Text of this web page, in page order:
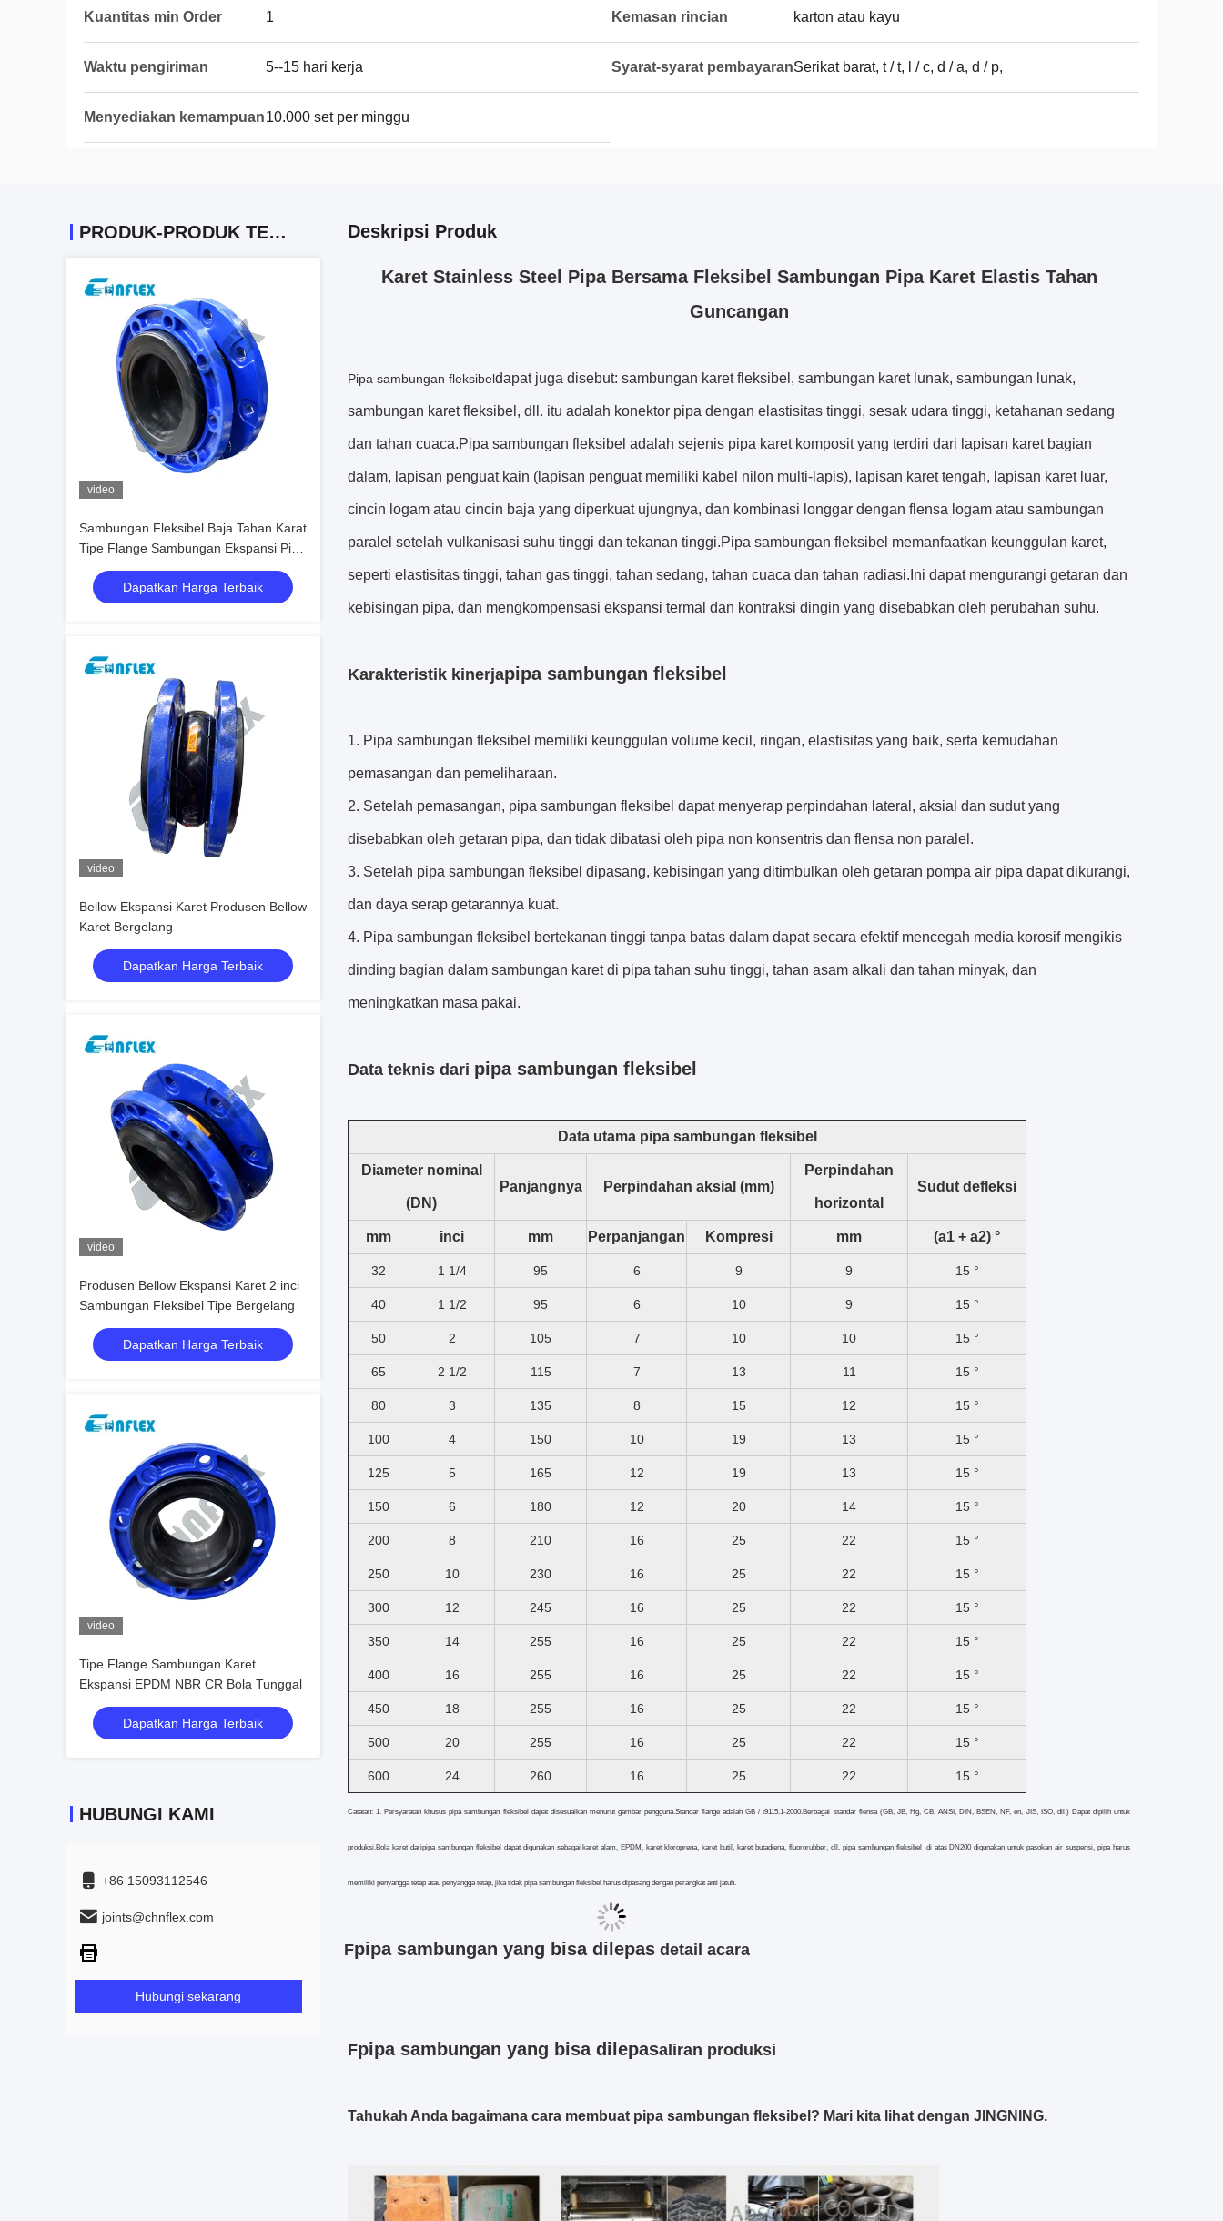
Kuantitas min Order 1 Kemasan rincian karton atau kayu
Waktu pengiriman 5--15 hari kerja Syarat-syarat pembayaranSerikat barat, t / t, l / c, d / a, d / p,
Menyediakan kemampuan10.000 set per minggu
PRODUK-PRODUK TERKAIT
video
Sambungan Fleksibel Baja Tahan Karat
Tipe Flange Sambungan Ekspansi Pipa
Khusus
Dapatkan Harga Terbaik
video
Bellow Ekspansi Karet Produsen Bellow
Karet Bergelang
Dapatkan Harga Terbaik
video
Produsen Bellow Ekspansi Karet 2 inci
Sambungan Fleksibel Tipe Bergelang
Dapatkan Harga Terbaik
video
Tipe Flange Sambungan Karet
Ekspansi EPDM NBR CR Bola Tunggal
Dapatkan Harga Terbaik
HUBUNGI KAMI
+86 15093112546
joints@chnflex.com
Hubungi sekarang
Deskripsi Produk
Karet Stainless Steel Pipa Bersama Fleksibel Sambungan Pipa Karet Elastis Tahan
Guncangan
Pipa sambungan fleksibeldapat juga disebut: sambungan karet fleksibel, sambungan karet lunak, sambungan lunak,
sambungan karet fleksibel, dll. itu adalah konektor pipa dengan elastisitas tinggi, sesak udara tinggi, ketahanan sedang
dan tahan cuaca.Pipa sambungan fleksibel adalah sejenis pipa karet komposit yang terdiri dari lapisan karet bagian
dalam, lapisan penguat kain (lapisan penguat memiliki kabel nilon multi-lapis), lapisan karet tengah, lapisan karet luar,
cincin logam atau cincin baja yang diperkuat ujungnya, dan kombinasi longgar dengan flensa logam atau sambungan
paralel setelah vulkanisasi suhu tinggi dan tekanan tinggi.Pipa sambungan fleksibel memanfaatkan keunggulan karet,
seperti elastisitas tinggi, tahan gas tinggi, tahan sedang, tahan cuaca dan tahan radiasi.Ini dapat mengurangi getaran dan
kebisingan pipa, dan mengkompensasi ekspansi termal dan kontraksi dingin yang disebabkan oleh perubahan suhu.
Karakteristik kinerjapipa sambungan fleksibel
1. Pipa sambungan fleksibel memiliki keunggulan volume kecil, ringan, elastisitas yang baik, serta kemudahan
pemasangan dan pemeliharaan.
2. Setelah pemasangan, pipa sambungan fleksibel dapat menyerap perpindahan lateral, aksial dan sudut yang
disebabkan oleh getaran pipa, dan tidak dibatasi oleh pipa non konsentris dan flensa non paralel.
3. Setelah pipa sambungan fleksibel dipasang, kebisingan yang ditimbulkan oleh getaran pompa air pipa dapat dikurangi,
dan daya serap getarannya kuat.
4. Pipa sambungan fleksibel bertekanan tinggi tanpa batas dalam dapat secara efektif mencegah media korosif mengikis
dinding bagian dalam sambungan karet di pipa tahan suhu tinggi, tahan asam alkali dan tahan minyak, dan
meningkatkan masa pakai.
Data teknis dari pipa sambungan fleksibel
Data utama pipa sambungan fleksibel
Diameter nominal
(DN)
Panjangnya Perpindahan aksial (mm)
Perpindahan
horizontal
Sudut defleksi
mm inci mm Perpanjangan Kompresi mm (a1 + a2) °
32 1 1/4 95 6 9 9 15 °
40 1 1/2 95 6 10 9 15 °
50 2 105 7 10 10 15 °
65 2 1/2 115 7 13 11 15 °
80 3 135 8 15 12 15 °
100 4 150 10 19 13 15 °
125 5 165 12 19 13 15 °
150 6 180 12 20 14 15 °
200 8 210 16 25 22 15 °
250 10 230 16 25 22 15 °
300 12 245 16 25 22 15 °
350 14 255 16 25 22 15 °
400 16 255 16 25 22 15 °
450 18 255 16 25 22 15 °
500 20 255 16 25 22 15 °
600 24 260 16 25 22 15 °
Catatan: 1. Persyaratan khusus pipa sambungan fleksibel dapat disesuaikan menurut gambar pengguna.Standar flange adalah GB / t9115.1-2000.Berbagai standar flensa (GB, JB, Hg, CB, ANSI, DIN, BSEN, NF, en, JIS, ISO, dll.) Dapat dipilih untuk
produksi.Bola karet daripipa sambungan fleksibel dapat digunakan sebagai karet alam, EPDM, karet kloroprena, karet butil, karet butadiena, fluororubber, dll. pipa sambungan fleksibel di atas DN200 digunakan untuk pasokan air suspensi, pipa harus
memiliki penyangga tetap atau penyangga tetap, jika tidak pipa sambungan fleksibel harus dipasang dengan perangkat anti jatuh.
Fpipa sambungan yang bisa dilepas detail acara
Fpipa sambungan yang bisa dilepasaliran produksi
Tahukah Anda bagaimana cara membuat pipa sambungan fleksibel? Mari kita lihat dengan JINGNING.